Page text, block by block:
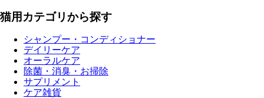
猫用カテゴリから探す
シャンプー・コンディショナー
デイリーケア
オーラルケア
除菌・消臭・お掃除
サプリメント
ケア雑貨